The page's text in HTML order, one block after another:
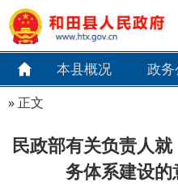
本县概况 政
» 正文
民政部有关负责人
务体系建设